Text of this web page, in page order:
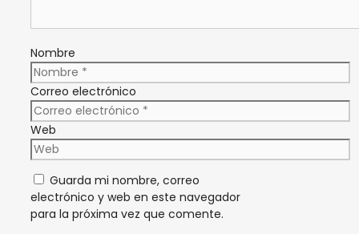
Nombre
Correo electrónico
Web
Guarda mi nombre, correo
electrónico y web en este navegador
para la próxima vez que comente.